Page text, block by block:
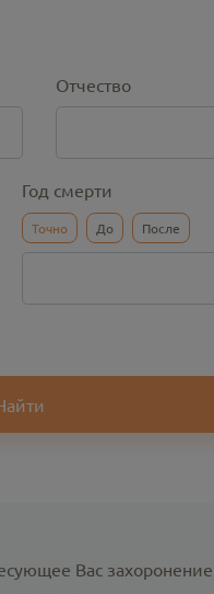
Отчество
Год смерти
Точно До После
Вас